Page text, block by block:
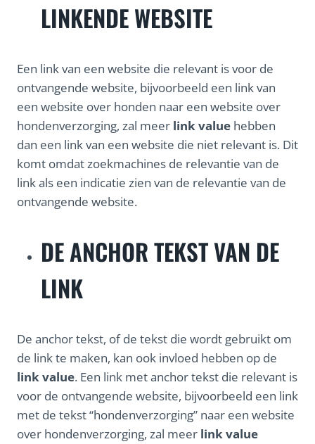
LINKENDE WEBSITE
Een link van een website die relevant is voor de
ontvangende website, bijvoorbeeld een link van
een website over honden naar een website over
hondenverzorging, zal meer link value hebben
dan een link van een website die niet relevant is. Dit
komt omdat zoekmachines de relevantie van de
link als een indicatie zien van de relevantie van de
ontvangende website.
DE ANCHOR TEKST VAN DE
LINK
De anchor tekst, of de tekst die wordt gebruikt om
de link te maken, kan ook invloed hebben op de
link value. Een link met anchor tekst die relevant is
voor de ontvangende website, bijvoorbeeld een link
met de tekst “hondenverzorging” naar een website
over hondenverzorging, zal meer link value